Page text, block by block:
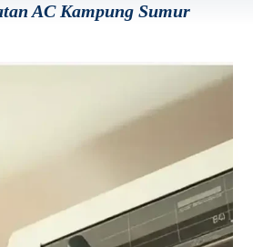
AC Kampung Sumur